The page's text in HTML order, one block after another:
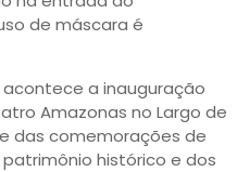
de máscara é
acontece a inauguração
Amazonas no Largo de
das comemorações de
histórico e dos